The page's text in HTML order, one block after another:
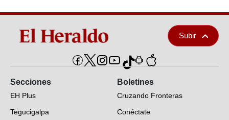
Subir
Secciones
EH Plus
Tegucigalpa
Boletines
Cruzando Fronteras
Conéctate